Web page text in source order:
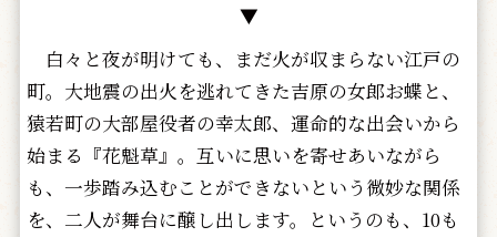
▼
白々と夜が明けても、まだ火が収まらない江戸の
町。大地震の出火を逃れてきた吉原の女郎お蝶と、
猿若町の大部屋役者の幸太郎、運命的な出会いから
始まる『花魁草』。互いに思いを寄せあいながら
も、一歩踏み込むことができないという微妙な関係
を、二人が舞台に醸し出します。というのも、10も